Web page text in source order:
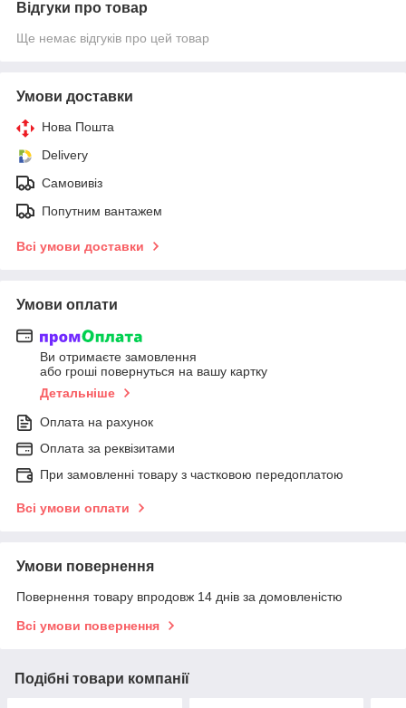
Відгуки про товар
Ще немає відгуків про цей товар
Умови доставки
Нова Пошта
Delivery
Самовивіз
Попутним вантажем
Всі умови доставки
Умови оплати
Ви отримаєте замовлення
або гроші повернуться на вашу картку
Детальніше
Оплата на рахунок
Оплата за реквізитами
При замовленні товару з частковою передоплатою
Всі умови оплати
Умови повернення
Повернення товару впродовж 14 днів за домовленістю
Всі умови повернення
Подібні товари компанії